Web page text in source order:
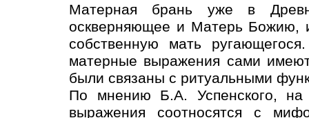
Матерная брань уже в
оскверняющее и Матерь Божию,
собственную мать
матерные выражения сами
были связаны с ритуальными
По мнению Б.А. Успенского, на
выражения соотносятся с